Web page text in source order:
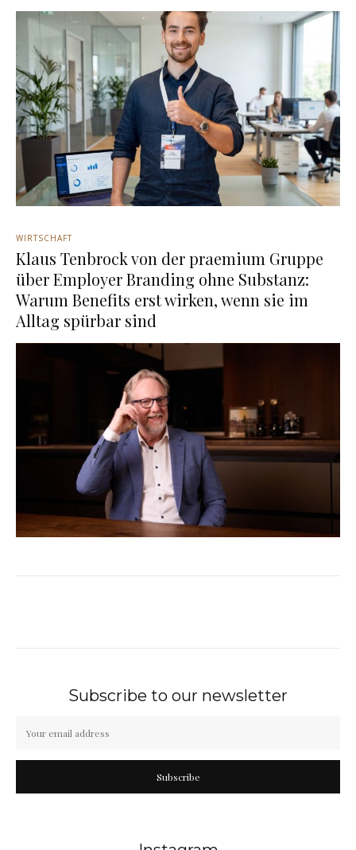
WIRTSCHAFT
Klaus Tenbrock von der praemium Gruppe
über Employer Branding ohne Substanz:
Warum Benefits erst wirken, wenn sie im
Alltag spürbar sind
Subscribe to our newsletter
Subscribe